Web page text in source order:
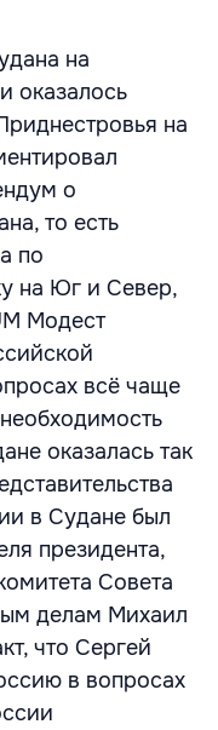
на
оказалось
на
о
то есть
по
на Юг и Север,
Модест
всё чаще
оказалась так
в Судане был
президента,
Совета
делам Михаил
что Сергей
в вопросах